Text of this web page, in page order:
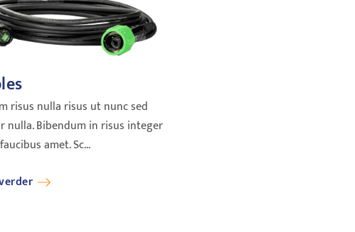
risus nulla risus ut nunc sed
nulla. Bibendum in risus integer
amet. Sc...